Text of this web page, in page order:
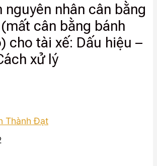
nguyên nhân cân bằng
cân bằng bánh
cho tài xế: Dấu hiệu –
xử lý
Thành Đạt